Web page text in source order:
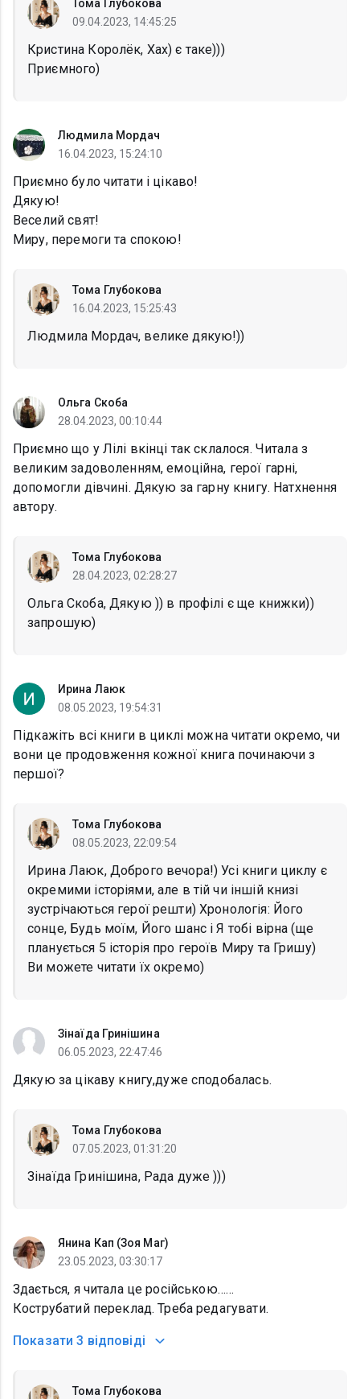
Тома Глубокова
09.04.2023, 14:45:25
Кристина Королёк, Хах) є таке)))
Приємного)
Людмила Мордач
16.04.2023, 15:24:10
Приємно було читати і цікаво!
Дякую!
Веселий свят!
Миру, перемоги та спокою!
Тома Глубокова
16.04.2023, 15:25:43
Людмила Мордач, велике дякую!))
Ольга Скоба
28.04.2023, 00:10:44
Приємно що у Лілі вкінці так склалося. Читала з
великим задоволенням, емоційна, герої гарні,
допомогли дівчині. Дякую за гарну книгу. Натхнення
автору.
Тома Глубокова
28.04.2023, 02:28:27
Ольга Скоба, Дякую )) в профілі є ще книжки))
запрошую)
Ирина Лаюк
08.05.2023, 19:54:31
Підкажіть всі книги в циклі можна читати окремо, чи
вони це продовження кожної книга починаючи з
першої?
Тома Глубокова
08.05.2023, 22:09:54
Ирина Лаюк, Доброго вечора!) Усі книги циклу є
окремими історіями, але в тій чи іншій книзі
зустрічаються герої решти) Хронологія: Його
сонце, Будь моїм, Його шанс і Я тобі вірна (ще
планується 5 історія про героїв Миру та Гришу)
Ви можете читати їх окремо)
Зінаїда Гринішина
06.05.2023, 22:47:46
Дякую за цікаву книгу,дуже сподобалась.
Тома Глубокова
07.05.2023, 01:31:20
Зінаїда Гринішина, Рада дуже )))
Янина Кап (Зоя Маг)
23.05.2023, 03:30:17
Здається, я читала це російською……
Кострубатий переклад. Треба редагувати.
Показати 3 відповіді
Тома Глубокова